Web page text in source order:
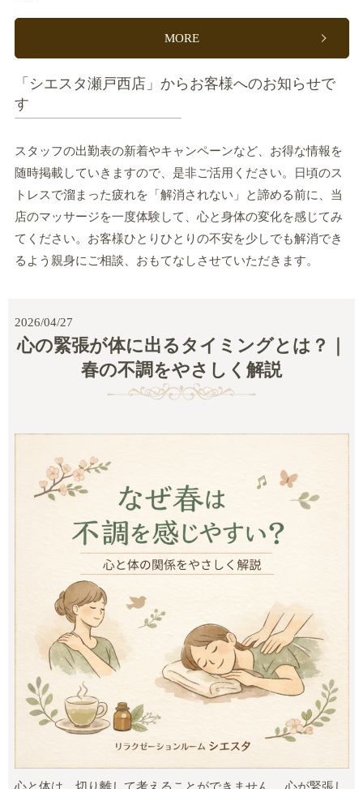
MORE
「シエスタ瀬戸西店」からお客様へのお知らせで
す
スタッフの出勤表の新着やキャンペーンなど、お得な情報を
随時掲載していきますので、是非ご活用ください。日頃のス
トレスで溜まった疲れを「解消されない」と諦める前に、当
店のマッサージを一度体験して、心と身体の変化を感じてみ
てください。お客様ひとりひとりの不安を少しでも解消でき
るよう親身にご相談、おもてなしさせていただきます。
2026/04/27
心の緊張が体に出るタイミングとは？｜
春の不調をやさしく解説